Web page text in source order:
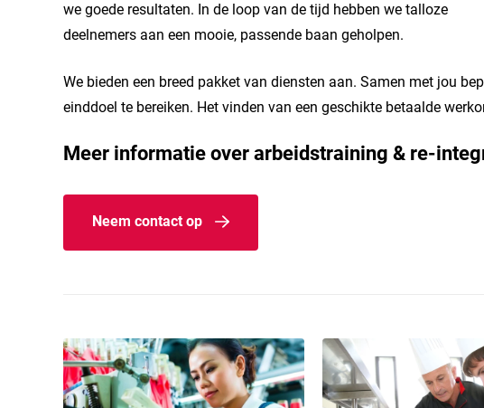
we goede resultaten. In de loop van de tijd hebben we talloze
deelnemers aan een mooie, passende baan geholpen.
We bieden een breed pakket van diensten aan. Samen met jou
einddoel te bereiken. Het vinden van een geschikte betaalde
Meer informatie over arbeidstraining & re-
Neem contact op